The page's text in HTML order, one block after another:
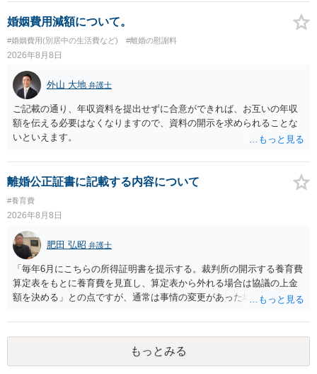
婚姻費用減額について。
#婚姻費用(別居中の生活費など) #離婚の慰謝料
2026年8月8日
外山 大地 弁護士
ご記載の通り、年収資料を提出せずに合意ができれば、お互いの年収
額を伝える必要はなくなりますので、資料の開示を求められることな
いといえます。
離婚公正証書に記載する内容について
#養育費
2026年8月8日
肥田 弘昭 弁護士
「毎年6月にこちらの所得証明書を提示する。裁判所の開示する養育費
算定表をもとに養育費を見直し、算定表から外れる場合は協議の上金
額を決める」との点ですが、通常は事情の変更があった場合に変更し
来なかった事情の変更により双方協議の上増減出来る」と「通知義務
に勤務先」が含まれているので、私に収入が入った事は相手に通知が
行く事になり、上記のような文言が無くても養育費の見直しは適宜出
来るかと思うのですが違うのでしょうか？との点はそのとおりかと思
もっとみる